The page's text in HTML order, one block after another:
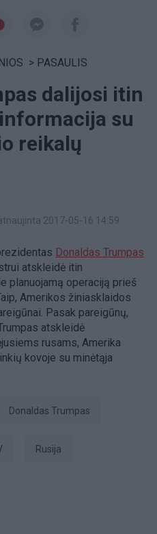
> PASAULIS
dalijosi itin
su
reikalų
2017-05-16 14:59
Donaldas Trumpas
atskleidė itin
planuojamą operaciją prieš
Amerikos žiniasklaidos
Pasak pareigūnų,
atskleidė
rusams, Amerika
kovoje su minėtąja
Donaldas Trumpas
Rusija